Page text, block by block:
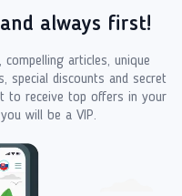
always first!
articles, unique
special discounts and secret
to receive top offers in your
will be a VIP.